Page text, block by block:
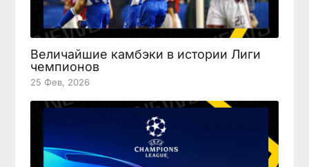
Величайшие камбэки в истории Лиги
чемпионов
25 Фев, 2026